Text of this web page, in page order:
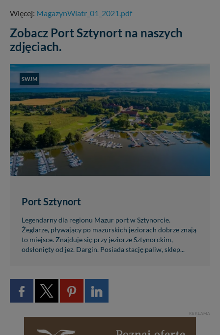
Więcej: MagazynWiatr_01_2021.pdf
Zobacz Port Sztynort na naszych
zdjęciach.
SWJM
Port Sztynort
Legendarny dla regionu Mazur port w Sztynorcie.
Żeglarze, pływający po mazurskich jeziorach dobrze znają
to miejsce. Znajduje się przy jeziorze Sztynorckim,
odsłonięty od jez. Dargin. Posiada stację paliw, sklep...
REKLAMA